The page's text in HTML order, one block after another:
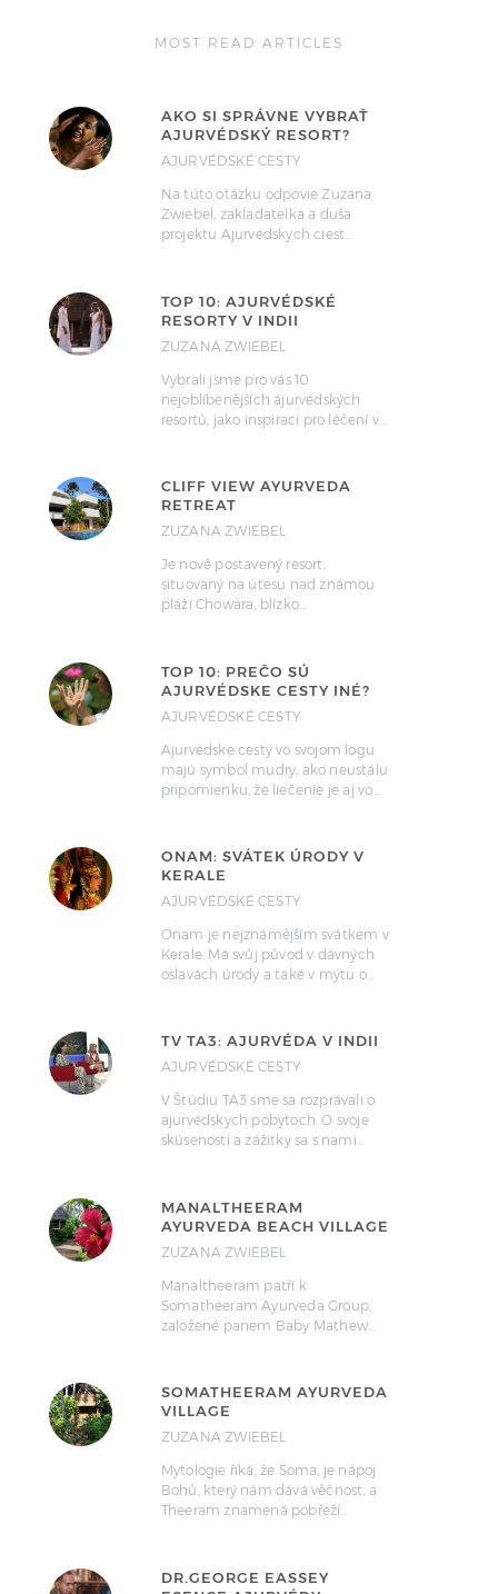
MOST READ ARTICLES
AKO SI SPRÁVNE VYBRAŤ
AJURVÉDSKÝ RESORT?
AJURVÉDSKÉ CESTY
Na túto otázku odpovie Zuzana
Zwiebel, zakladatelka a duša
projektu Ajurvédskych ciest…
TOP 10: AJURVÉDSKÉ
RESORTY V INDII
ZUZANA ZWIEBEL
Vybrali jsme pro vás 10
nejoblíbenějších ájurvédských
resortů, jako inspiraci pro léčení v…
CLIFF VIEW AYURVEDA
RETREAT
ZUZANA ZWIEBEL
Je nově postavený resort,
situovaný na útesu nad známou
pláží Chowara, blízko…
TOP 10: PREČO SÚ
AJURVÉDSKE CESTY INÉ?
AJURVÉDSKÉ CESTY
Ajurvédske cesty vo svojom logu
majú symbol mudry, ako neustálu
pripomienku, že liečenie je aj vo…
ONAM: SVÁTEK ÚRODY V
KERALE
AJURVÉDSKÉ CESTY
Onam je nejznámějším svátkem v
Kerale. Má svůj původ v dávných
oslavách úrody a také v mýtu o…
TV TA3: AJURVÉDA V INDII
AJURVÉDSKÉ CESTY
V Štúdiu TA3 sme sa rozprávali o
ajurvédskych pobytoch. O svoje
skúsenosti a zážitky sa s nami…
MANALTHEERAM
AYURVEDA BEACH VILLAGE
ZUZANA ZWIEBEL
Manaltheeram patří k
Somatheeram Ayurveda Group,
založené panem Baby Mathew…
SOMATHEERAM AYURVEDA
VILLAGE
ZUZANA ZWIEBEL
Mytologie říká, že Soma, je nápoj
Bohů, který nám dává věčnost, a
Theeram znamená pobřeží…
DR.GEORGE EASSEY